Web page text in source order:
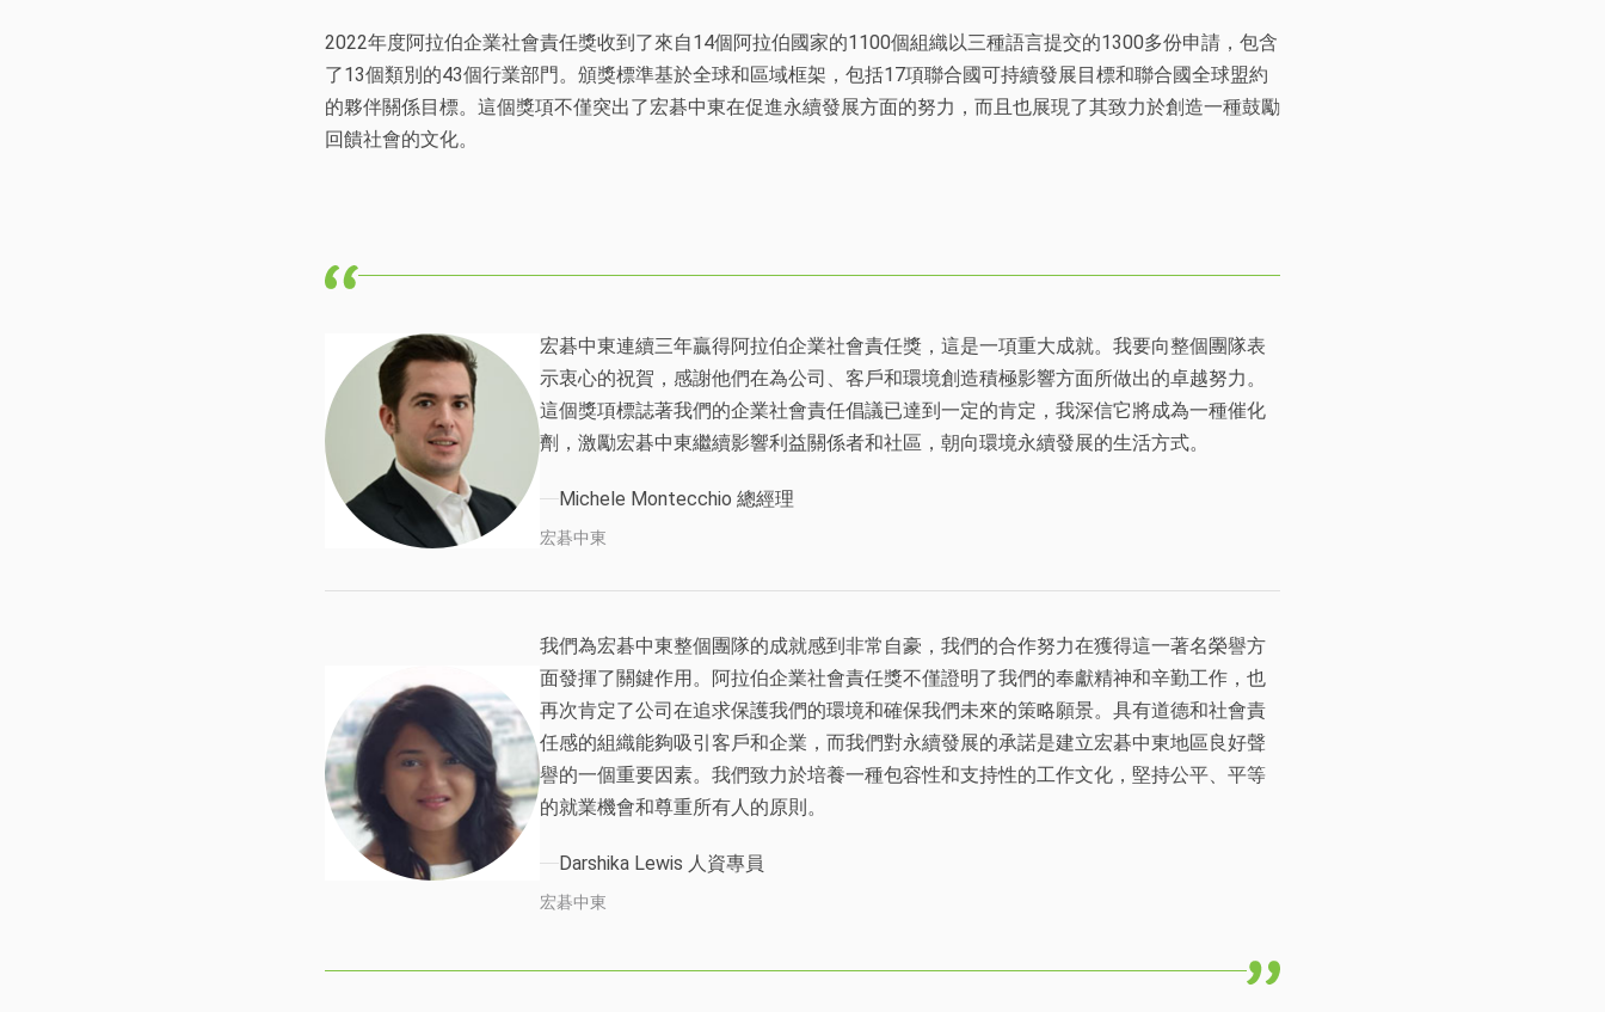
2022年度阿拉伯企業社會責任獎收到了來自14個阿拉伯國家的1100個組織以三種語言提交的1300多份申請，包含
了13個類別的43個行業部門。頒獎標準基於全球和區域框架，包括17項聯合國可持續發展目標和聯合國全球盟約
的夥伴關係目標。這個獎項不僅突出了宏碁中東在促進永續發展方面的努力，而且也展現了其致力於創造一種鼓勵
回饋社會的文化。
宏碁中東連續三年贏得阿拉伯企業社會責任獎，這是一項重大成就。我要向整個團隊表
示衷心的祝賀，感謝他們在為公司、客戶和環境創造積極影響方面所做出的卓越努力。
這個獎項標誌著我們的企業社會責任倡議已達到一定的肯定，我深信它將成為一種催化
劑，激勵宏碁中東繼續影響利益關係者和社區，朝向環境永續發展的生活方式。
Michele Montecchio 總經理
宏碁中東
我們為宏碁中東整個團隊的成就感到非常自豪，我們的合作努力在獲得這一著名榮譽方
面發揮了關鍵作用。阿拉伯企業社會責任獎不僅證明了我們的奉獻精神和辛勤工作，也
再次肯定了公司在追求保護我們的環境和確保我們未來的策略願景。具有道德和社會責
任感的組織能夠吸引客戶和企業，而我們對永續發展的承諾是建立宏碁中東地區良好聲
譽的一個重要因素。我們致力於培養一種包容性和支持性的工作文化，堅持公平、平等
的就業機會和尊重所有人的原則。
Darshika Lewis 人資專員
宏碁中東